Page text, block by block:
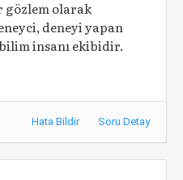
gözlem olarak
deneyi yapan
insanı ekibidir.
Hata Bildir Soru Detay